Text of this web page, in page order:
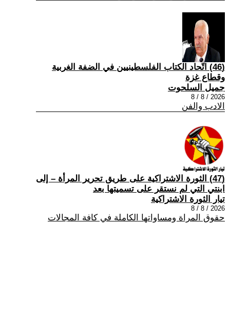
(46) اتّحاد الكتاب الفلسطينيين في الضفة الغربية
وقطاع غزة
جميل السلحوت
2026 / 8 / 8
الادب والفن
(47) الثورة الاشتراكية على طريق تحرير المرأة – إلى
ابنتي التي لم نستقر على تسميتها بعد
تيار الثورة الاشتراكية
2026 / 8 / 8
حقوق المراة ومساواتها الكاملة في كافة المجالات